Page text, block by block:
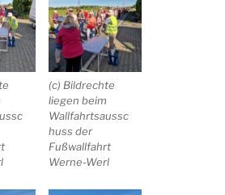
(c) Bildrechte
liegen beim
Wallfahrtsaussc
huss der
Fußwallfahrt
Werne-Werl